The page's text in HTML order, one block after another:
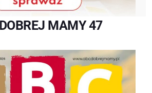
MAMY 47